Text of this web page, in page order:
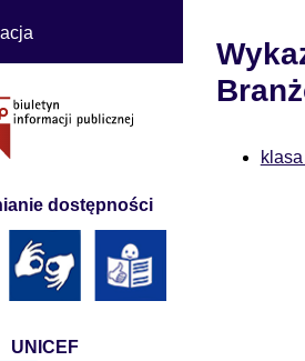
dostępności
UNICEF